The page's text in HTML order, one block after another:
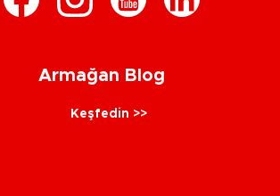
Armağan Blog
Keşfedin >>